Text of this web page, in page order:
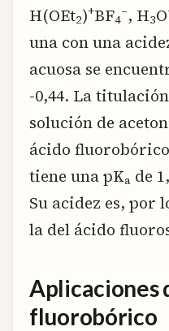
H(OEt2)+BF4
–, H3O
una con una
acuosa se
-0,44. La
solución de
ácido
tiene una pKa de
Su acidez es, por
la del ácido
Aplicaciones
fluorobórico